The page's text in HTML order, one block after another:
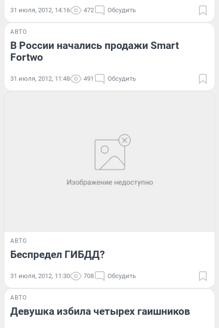
31 июля, 2012, 14:16 472 Обсудить
АВТО
В России начались продажи Smart
Fortwo
31 июля, 2012, 11:48 491 Обсудить
АВТО
Беспредел ГИБДД?
31 июля, 2012, 11:30 708 Обсудить
АВТО
Девушка избила четырех гаишников